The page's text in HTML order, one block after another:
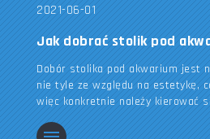
2021-06-01
Jak dobrać stolik pod
Dobór stolika pod akwarium jest
nie tyle ze względu na estetykę,
więc konkretnie należy kierować